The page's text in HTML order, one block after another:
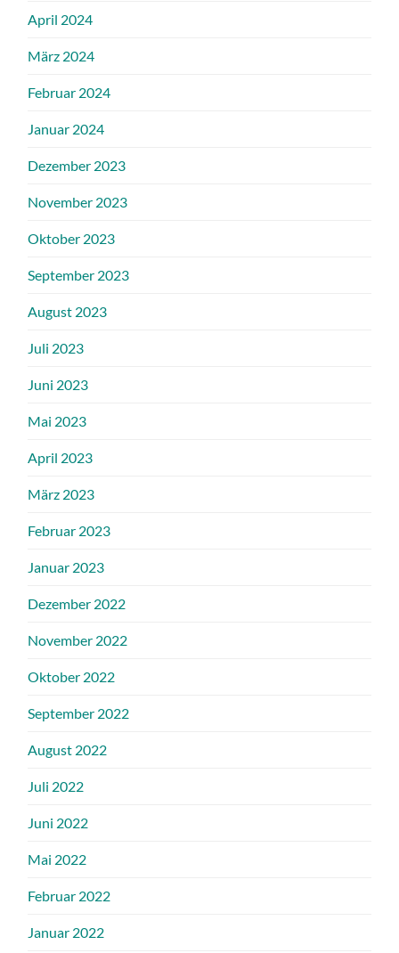
April 2024
März 2024
Februar 2024
Januar 2024
Dezember 2023
November 2023
Oktober 2023
September 2023
August 2023
Juli 2023
Juni 2023
Mai 2023
April 2023
März 2023
Februar 2023
Januar 2023
Dezember 2022
November 2022
Oktober 2022
September 2022
August 2022
Juli 2022
Juni 2022
Mai 2022
Februar 2022
Januar 2022